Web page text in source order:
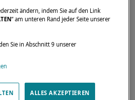
unsere Katamarane zu
ändern, indem Sie auf den Link
“ am unteren Rand jeder Seite unserer
Sie in Abschnitt 9 unserer
ALLES AKZEPTIEREN